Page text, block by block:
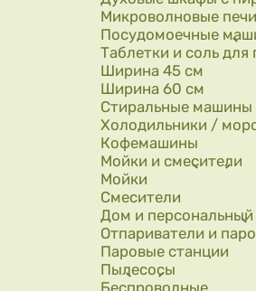
Микроволновые печи
Посудомоечные
Таблетки и соль для
Ширина 45 см
Ширина 60 см
Стиральные машины
Холодильники /
Кофемашины
Мойки и смесители
Мойки
Смесители
Дом и персональный
Отпариватели и
Паровые станции
Пылесосы
Беспроводные